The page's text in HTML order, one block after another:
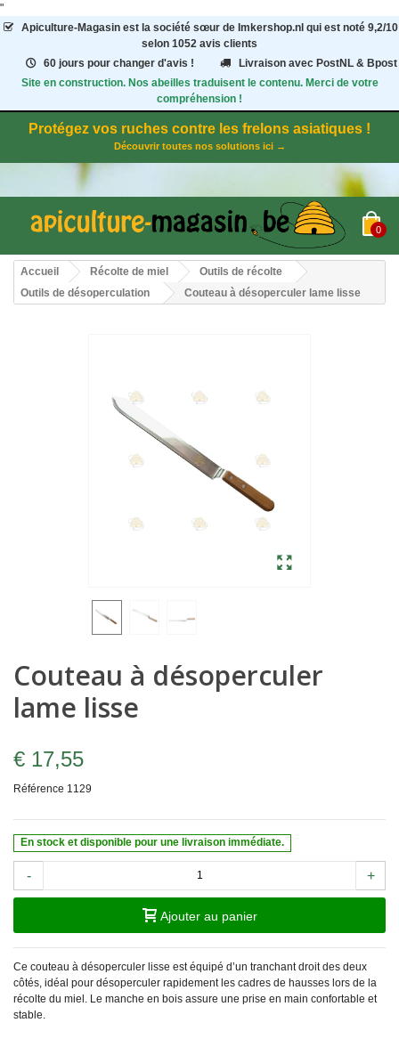
"
Apiculture-Magasinest la société sœur de Imkershop.nl qui est noté 9,2/10
selon 1052 avis clients
60 jours pour changer d'avis !
Livraison avec PostNL & Bpost
Site en construction. Nos abeilles traduisent le contenu. Merci de votre
compréhension !
Protégez vos ruches contre les frelons asiatiques !
Découvrir toutes nos solutions ici →
0
Accueil Récolte de miel
Outils de récolte
Outils de désoperculation
Couteau à désoperculer lame lisse
Couteau à désoperculer
lame lisse
€ 17,55
Référence 1129
En stock et disponible pour une livraison immédiate.
- +
Ajouter au panier
Ce couteau à désoperculer lisse est équipé d’un tranchant droit des deux
côtés, idéal pour désoperculer rapidement les cadres de hausses lors de la
récolte du miel. Le manche en bois assure une prise en main confortable et
stable.